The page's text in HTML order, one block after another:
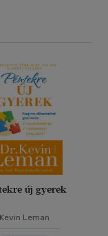
új gyerek
Kevin Leman